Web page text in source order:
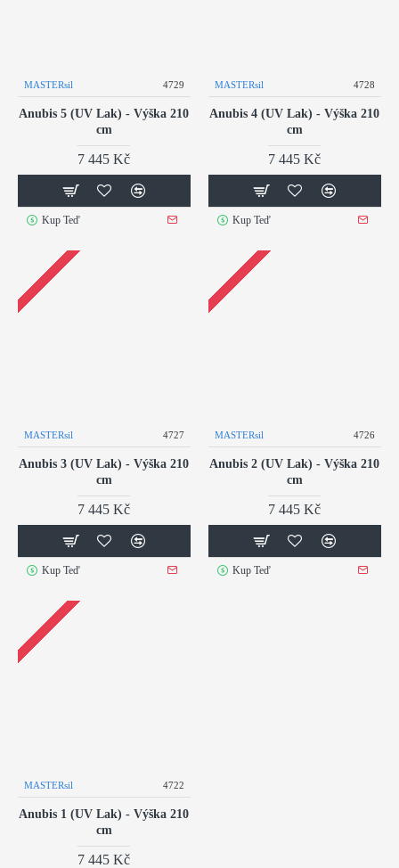
MASTERsil 4729
Anubis 5 (UV Lak) - Výška 210
cm
7 445 Kč
Kup Teď
MASTERsil 4728
Anubis 4 (UV Lak) - Výška 210
cm
7 445 Kč
Kup Teď
MASTERsil 4727
Anubis 3 (UV Lak) - Výška 210
cm
7 445 Kč
Kup Teď
MASTERsil 4726
Anubis 2 (UV Lak) - Výška 210
cm
7 445 Kč
Kup Teď
MASTERsil 4722
Anubis 1 (UV Lak) - Výška 210
cm
7 445 Kč